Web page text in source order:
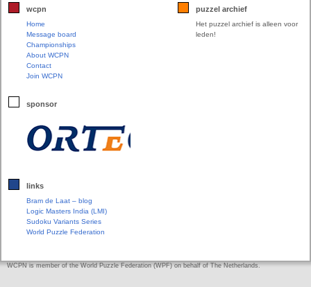
wcpn
Home
Message board
Championships
About WCPN
Contact
Join WCPN
sponsor
links
Bram de Laat – blog
Logic Masters India (LMI)
Sudoku Variants Series
World Puzzle Federation
puzzel archief
Het puzzel archief is alleen voor
leden!
WCPN is member of the World Puzzle Federation (WPF) on behalf of The Netherlands.